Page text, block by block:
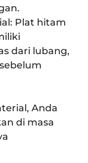
Plat hitam
dari lubang,
Anda
di masa